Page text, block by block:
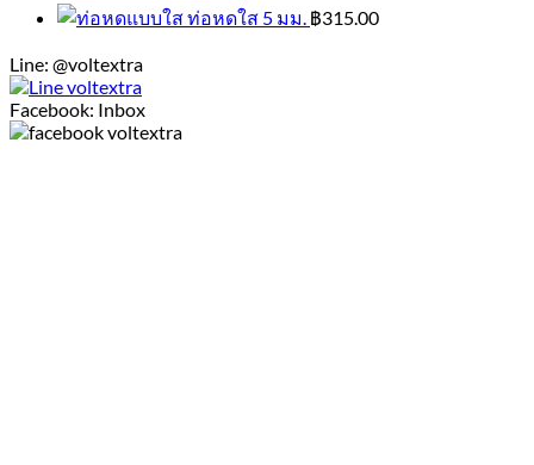
ท่อหดใส 5 มม. ฿315.00
Line: @voltextra
Facebook: Inbox